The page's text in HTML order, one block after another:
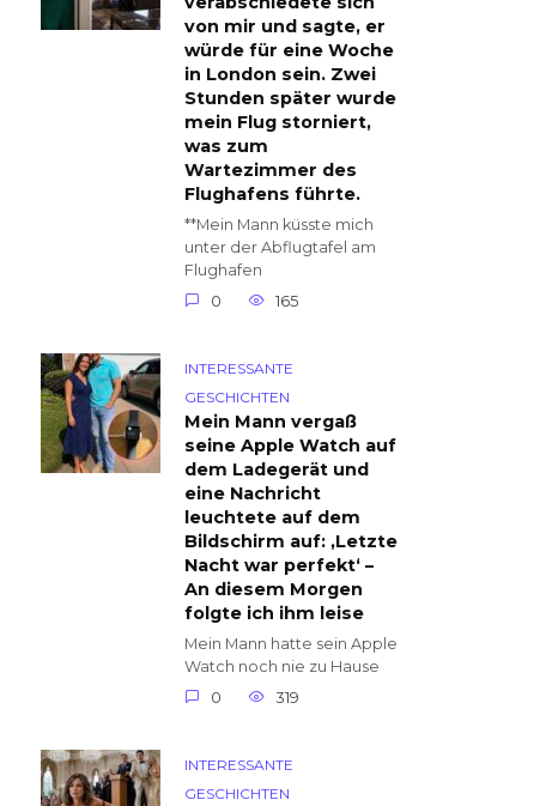
von mir und sagte, er
würde für eine Woche
in London sein. Zwei
Stunden später wurde
mein Flug storniert,
was zum
Wartezimmer des
Flughafens führte.
**Mein Mann küsste mich
unter der Abflugtafel am
Flughafen
0
165
INTERESSANTE
GESCHICHTEN
Mein Mann vergaß
seine Apple Watch auf
dem Ladegerät und
eine Nachricht
leuchtete auf dem
Bildschirm auf: ‚Letzte
Nacht war perfekt‘ –
An diesem Morgen
folgte ich ihm leise
Mein Mann hatte sein Apple
Watch noch nie zu Hause
0
319
INTERESSANTE
GESCHICHTEN